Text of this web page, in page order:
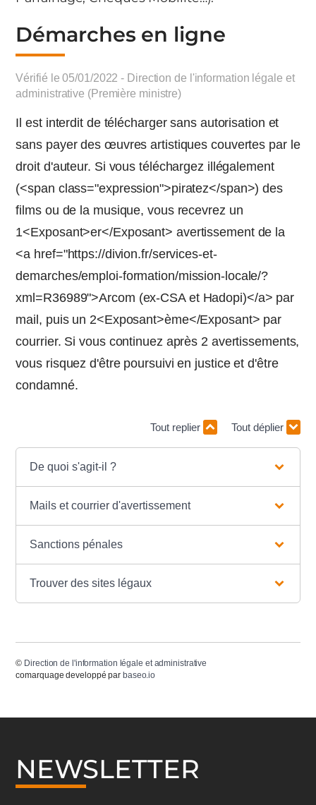
Démarches en ligne
Vérifié le 05/01/2022 - Direction de l'information légale et
administrative (Première ministre)
Il est interdit de télécharger sans autorisation et
sans payer des œuvres artistiques couvertes par le
droit d'auteur. Si vous téléchargez illégalement
(<span class="expression">piratez</span>) des
films ou de la musique, vous recevrez un
1<Exposant>er</Exposant> avertissement de la
<a href="https://divion.fr/services-et-
demarches/emploi-formation/mission-locale/?
xml=R36989">Arcom (ex-CSA et Hadopi)</a> par
mail, puis un 2<Exposant>ème</Exposant> par
courrier. Si vous continuez après 2 avertissements,
vous risquez d'être poursuivi en justice et d'être
condamné.
Tout replier Tout déplier
De quoi s'agit-il ?
Mails et courrier d'avertissement
Sanctions pénales
Trouver des sites légaux
© Direction de l'information légale et administrative
comarquage developpé par baseo.io
NEWSLETTER